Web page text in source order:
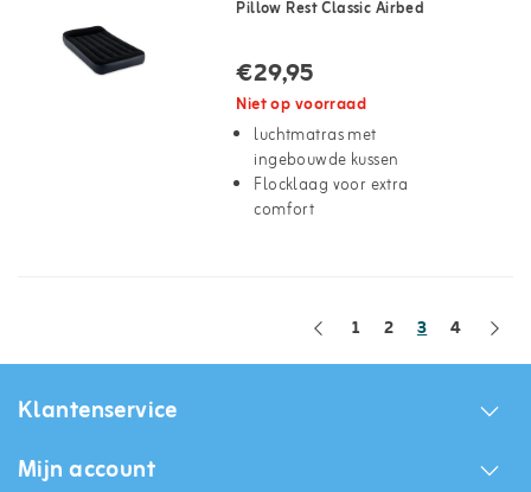
Pillow Rest Classic Airbed
€29,95
Niet op voorraad
luchtmatras met
ingebouwde kussen
Flocklaag voor extra
comfort
1 2 3 4
Klantenservice
Mijn account